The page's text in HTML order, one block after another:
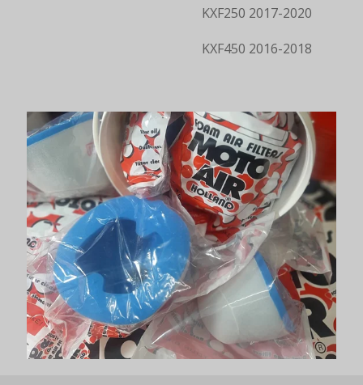
KXF250 2017-2020
KXF450 2016-2018